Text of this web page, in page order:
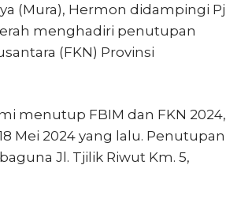
(Mura), Hermon didampingi Pj
menghadiri penutupan
(FKN) Provinsi
menutup FBIM dan FKN 2024,
Mei 2024 yang lalu. Penutupan
Jl. Tjilik Riwut Km. 5,